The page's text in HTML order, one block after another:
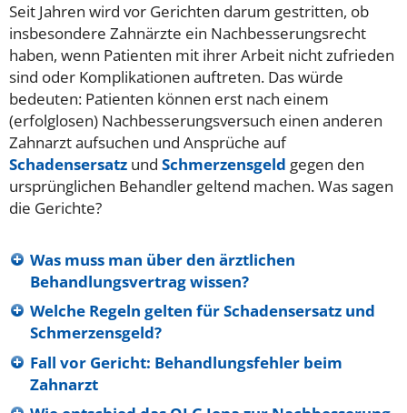
Seit Jahren wird vor Gerichten darum gestritten, ob
insbesondere Zahnärzte ein Nachbesserungsrecht
haben, wenn Patienten mit ihrer Arbeit nicht zufrieden
sind oder Komplikationen auftreten. Das würde
bedeuten: Patienten können erst nach einem
(erfolglosen) Nachbesserungsversuch einen anderen
Zahnarzt aufsuchen und Ansprüche auf
Schadensersatz und Schmerzensgeld gegen den
ursprünglichen Behandler geltend machen. Was sagen
die Gerichte?
Was muss man über den ärztlichen
Behandlungsvertrag wissen?
Welche Regeln gelten für Schadensersatz und
Schmerzensgeld?
Fall vor Gericht: Behandlungsfehler beim
Zahnarzt